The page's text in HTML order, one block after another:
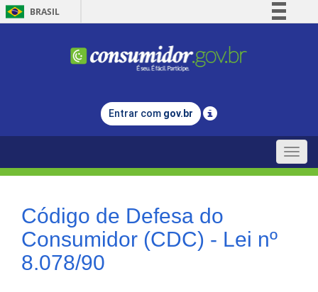
BRASIL
Comunica BR
Legislação
Entrar com gov.br
Toggle
Código de Defesa do
Consumidor (CDC) - Lei nº
8.078/90